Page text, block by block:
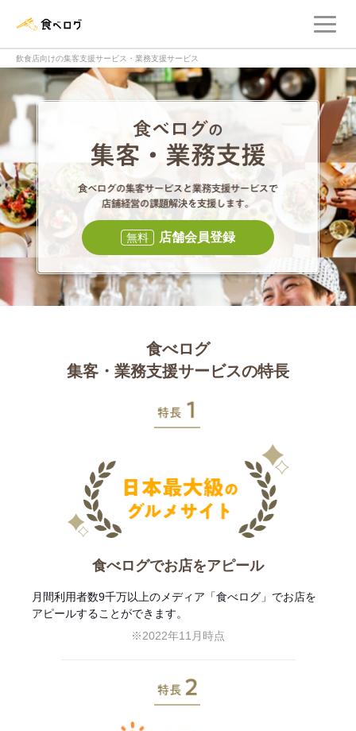
飲食店向けの集客支援サービス・業務支援サービス
食べログの集客
食べログの集
無料 店舗会員登録
食べログ
集客・業務支援サービスの特長
食べログでお店をアピール
月間利用者数9千万以上のメディア「食べログ」でお店を
アピールすることができます。
※2022年11月時点